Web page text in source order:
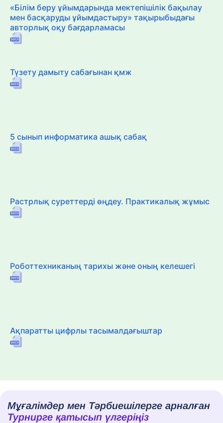
«Білім беру ұйымдарында мектепішілік бақылау
мен басқаруды ұйымдастыру» тақырыбыдағы
авторлық оқу бағдарламасы
Түзету дамыту сабағынан қмж
5 сынып информатика ашық сабақ
Растрлық суреттерді өңдеу. Практикалық жұмыс
Роботтехниканың тарихы және оның келешегі
Ақпаратты цифрлы тасымалдағыштар
Мұғалімдер мен Тәрбиешілерге арналған
Турнирге қатысып үлгеріңіз